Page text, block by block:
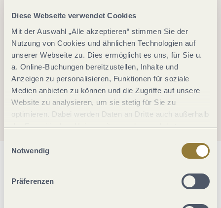
Diese Webseite verwendet Cookies
Mit der Auswahl „Alle akzeptieren“ stimmen Sie der
Nutzung von Cookies und ähnlichen Technologien auf
unserer Webseite zu. Dies ermöglicht es uns, für Sie u.
a. Online-Buchungen bereitzustellen, Inhalte und
Anzeigen zu personalisieren, Funktionen für soziale
Medien anbieten zu können und die Zugriffe auf unsere
Website zu analysieren, um sie stetig für Sie zu
optimieren. Dabei werden Daten an Dritte auch außerhalb
der Europäischen Union weitergegeben und dort
jederzeit widerrufen werden. Mit der Auswahl "Alle
ablehnen" kann es zu Beeinträchtigungen in der Nutzung
Notwendig
Präferenzen